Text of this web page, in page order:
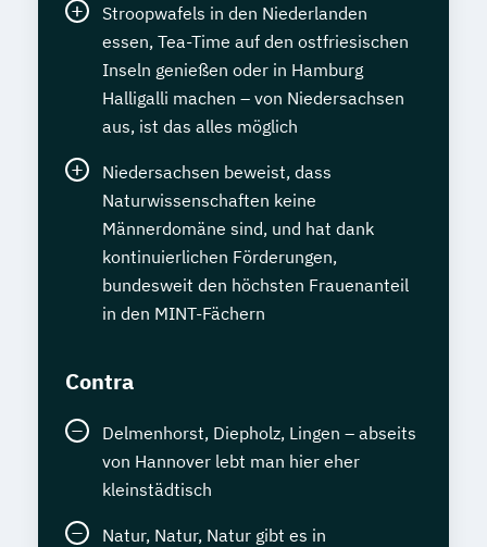
Stroopwafels in den Niederlanden
essen, Tea-Time auf den ostfriesischen
Inseln genießen oder in Hamburg
Halligalli machen – von Niedersachsen
aus, ist das alles möglich
Niedersachsen beweist, dass
Naturwissenschaften keine
Männerdomäne sind, und hat dank
kontinuierlichen Förderungen,
bundesweit den höchsten Frauenanteil
in den MINT-Fächern
Contra
Delmenhorst, Diepholz, Lingen – abseits
von Hannover lebt man hier eher
kleinstädtisch
Natur, Natur, Natur gibt es in